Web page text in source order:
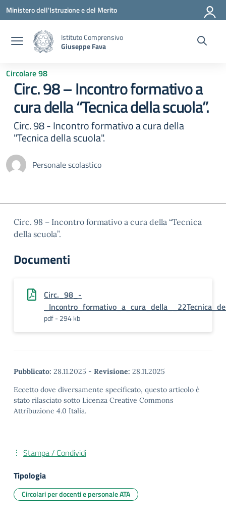
Vai ai contenuti
Vai al menu di navigazione
Vai al footer
Ministero dell'Istruzione e del Merito
Istituto Comprensivo
Giuseppe Fava
Circolare 98
Circ. 98 – Incontro formativo a
cura della “Tecnica della scuola”.
Circ. 98 - Incontro formativo a cura della
"Tecnica della scuola".
Personale scolastico
Circ. 98 – Incontro formativo a cura della “Tecnica
della scuola”.
Documenti
Circ._98_-
pdf - 294 kb
Pubblicato: 28.11.2025 - Revisione: 28.11.2025
Eccetto dove diversamente specificato, questo articolo è
stato rilasciato sotto Licenza Creative Commons
Attribuzione 4.0 Italia.
Stampa / Condividi
Tipologia
Circolari per docenti e personale ATA